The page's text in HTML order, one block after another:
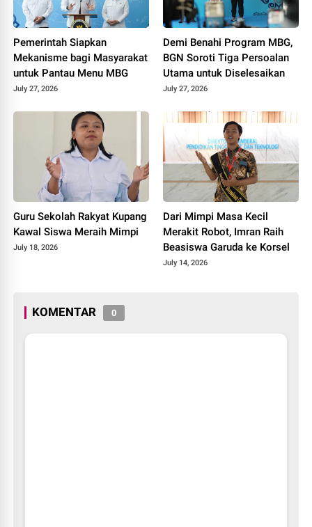
Pemerintah Siapkan
Mekanisme bagi Masyarakat
untuk Pantau Menu MBG
July 27, 2026
Demi Benahi Program MBG,
BGN Soroti Tiga Persoalan
Utama untuk Diselesaikan
July 27, 2026
Guru Sekolah Rakyat Kupang
Kawal Siswa Meraih Mimpi
July 18, 2026
Dari Mimpi Masa Kecil
Merakit Robot, Imran Raih
Beasiswa Garuda ke Korsel
July 14, 2026
KOMENTAR 0